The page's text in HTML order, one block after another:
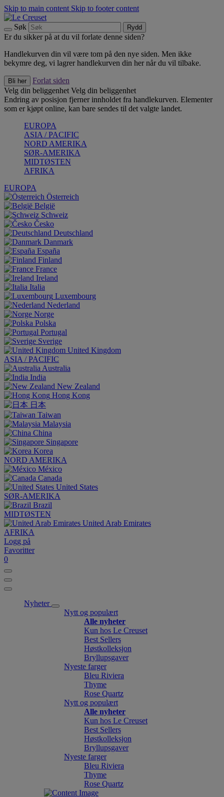
Skip to main content Skip to footer content
Søk Rydd
Er du sikker på at du vil forlate denne siden?
Handlekurven din vil være tom på den nye siden. Men ikke
bekymre deg, vi lagrer handlekurven din her når du vil tilbake.
Bli her
Forlat siden
Velg din beliggenhet Velg din beliggenhet
Endring av posisjon fjerner innholdet fra handlekurven. Elementer
som er kjøpt online, kan bare sendes til det valgte landet.
EUROPA
ASIA / PACIFIC
NORD AMERIKA
SØR-AMERIKA
MIDTØSTEN
AFRIKA
EUROPA
Österreich
België
Schweiz
Česko
Deutschland
Danmark
España
Finland
France
Ireland
Italia
Luxembourg
Nederland
Norge
Polska
Portugal
Sverige
United Kingdom
ASIA / PACIFIC
Australia
India
New Zealand
Hong Kong
日本
Taiwan
Malaysia
China
Singapore
Korea
NORD AMERIKA
México
Canada
United States
SØR-AMERIKA
Brazil
MIDTØSTEN
United Arab Emirates
AFRIKA
Logg på
Favoritter
0
Nyheter
Nytt og populært
Alle nyheter
Kun hos Le Creuset
Best Sellers
Høstkolleksjon
Bryllupsgaver
Nyeste farger
Bleu Riviera
Thyme
Rose Quartz
Nytt og populært
Alle nyheter
Kun hos Le Creuset
Best Sellers
Høstkolleksjon
Bryllupsgaver
Nyeste farger
Bleu Riviera
Thyme
Rose Quartz